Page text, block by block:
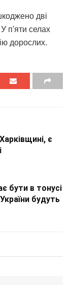
дві
п'яти селах
дорослих.
є
бути в тонусі
будуть